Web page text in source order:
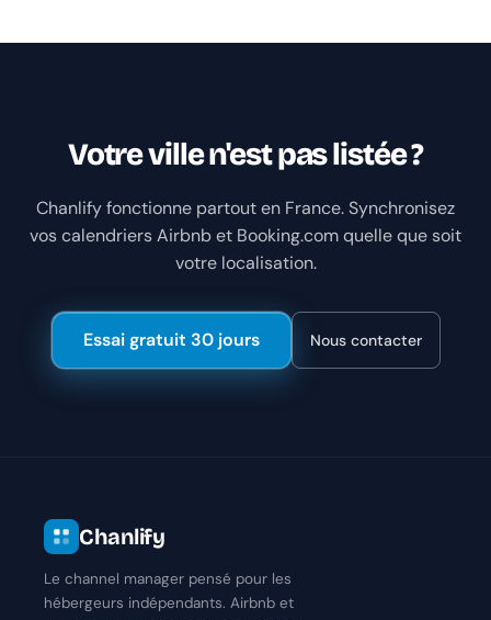
Votre ville n'est pas listée ?
Chanlify fonctionne partout en France. Synchronisez
vos calendriers Airbnb et Booking.com quelle que soit
votre localisation.
Essai gratuit 30 jours Nous contacter
Chanlify
Le channel manager pensé pour les
hébergeurs indépendants. Airbnb et